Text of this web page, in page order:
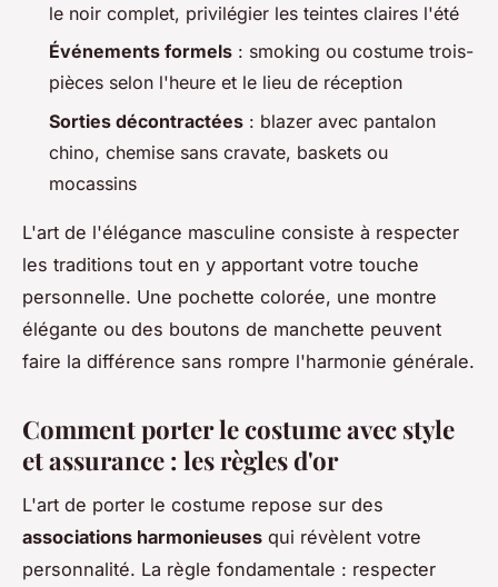
le noir complet, privilégier les teintes claires l'été
Événements formels : smoking ou costume trois-
pièces selon l'heure et le lieu de réception
Sorties décontractées : blazer avec pantalon
chino, chemise sans cravate, baskets ou
mocassins
L'art de l'élégance masculine consiste à respecter
les traditions tout en y apportant votre touche
personnelle. Une pochette colorée, une montre
élégante ou des boutons de manchette peuvent
faire la différence sans rompre l'harmonie générale.
Comment porter le costume avec style
et assurance : les règles d'or
L'art de porter le costume repose sur des
associations harmonieuses qui révèlent votre
personnalité. La règle fondamentale : respecter